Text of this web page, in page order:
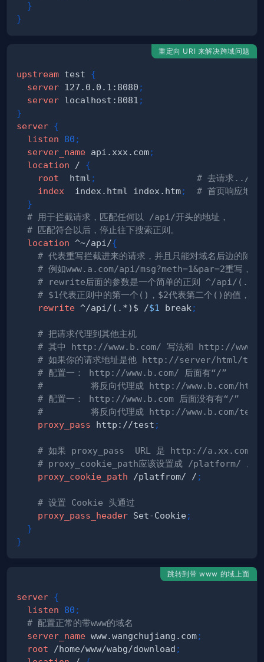
}
}
重定向 URI 来解决跨域问题
upstream test
{
server 127.0.0.1:8080 ;
server localhost:8081 ;
}
server {
listen
80 ;
server_name api.xxx.com;
location /
{
root
  html
;
# 去请求../
index
  index.html index.htm
;
# 首页响应地址
}
# 用于拦截请求，匹配任何以 /api/开头的地址，
# 匹配符合以后，停止往下搜索正则。
location ^~/api/{
# 代表重写拦截进来的请求，并且只能对域名后边的除去
# 例如www.a.com/api/msg?meth=1&par=2重写，
# rewrite后面的参数是一个简单的正则 ^/api/
# $1代表正则中的第一个()，$2代表第二个()的值，以
rewrite ^/api/(.*)$ /$1 break;
# 把请求代理到其他主机
# 其中 http://www.b.com/ 写法和 http://
# 如果你的请求地址是他 http://server/html/
# 配置一： http://www.b.com/ 后面有“/”
#         将反向代理成 http://www.b.com/
# 配置一： http://www.b.com 后面没有有“/”
#         将反向代理成 http://www.b.com/
proxy_pass http://test ;
# 如果 proxy_pass  URL 是 http://a.xx.com/
# proxy_cookie_path应该设置成 /platform/ / (注
proxy_cookie_path /platfrom/ / ;
# 设置 Cookie 头通过
proxy_pass_header Set-Cookie ;
}
}
跳转到带 www 的域上面
server {
listen
80 ;
# 配置正常的带www的域名
server_name www.wangchujiang.com;
root /home/www/wabg/download ;